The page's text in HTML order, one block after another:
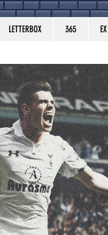
LETTERBOX 365